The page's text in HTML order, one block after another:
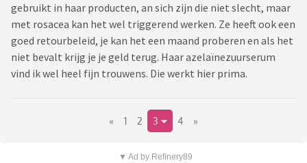
gebruikt in haar producten, an sich zijn die niet slecht, maar
met rosacea kan het wel triggerend werken. Ze heeft ook een
goed retourbeleid, je kan het een maand proberen en als het
niet bevalt krijg je je geld terug. Haar azelaïnezuurserum
vind ik wel heel fijn trouwens. Die werkt hier prima.
« 1 2 3 4 »
▼ Ad by Refinery89